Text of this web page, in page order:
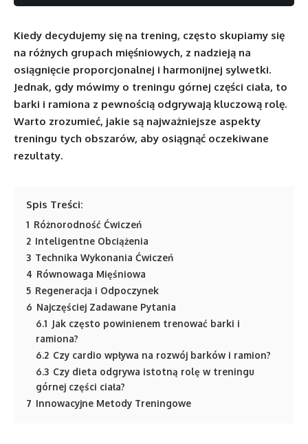
Kiedy decydujemy się na trening, często skupiamy się
na różnych grupach mięśniowych, z nadzieją na
osiągnięcie proporcjonalnej i harmonijnej sylwetki.
Jednak, gdy mówimy o treningu górnej części ciała, to
barki i ramiona z pewnością odgrywają kluczową rolę.
Warto zrozumieć, jakie są najważniejsze aspekty
treningu tych obszarów, aby osiągnąć oczekiwane
rezultaty.
Spis Treści:
1 Różnorodność Ćwiczeń
2 Inteligentne Obciążenia
3 Technika Wykonania Ćwiczeń
4 Równowaga Mięśniowa
5 Regeneracja i Odpoczynek
6 Najczęściej Zadawane Pytania
6.1 Jak często powinienem trenować barki i
ramiona?
6.2 Czy cardio wpływa na rozwój barków i ramion?
6.3 Czy dieta odgrywa istotną rolę w treningu
górnej części ciała?
7 Innowacyjne Metody Treningowe